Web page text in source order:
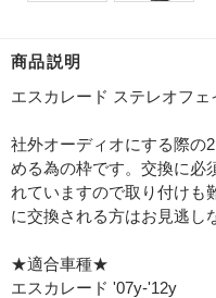
商品説明
エスカレード ステレオフ
社外オーディオにする際の
める為の枠です。交換に必
れていますので取り付けも
に交換される方はお見逃し
★適合車種★
エスカレード '07y-'12y